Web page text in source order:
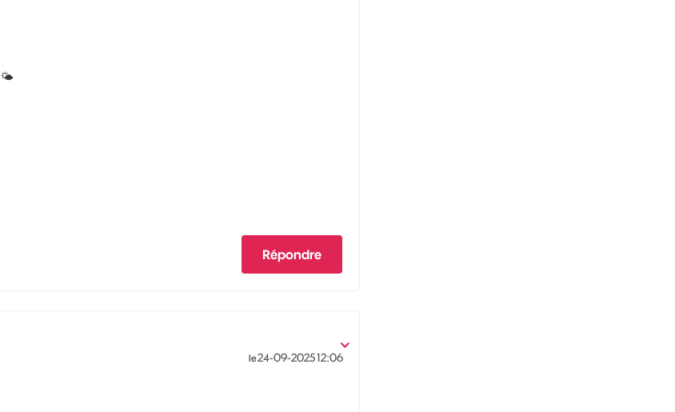
🌤
Répondre
le‎24-09-202512:06